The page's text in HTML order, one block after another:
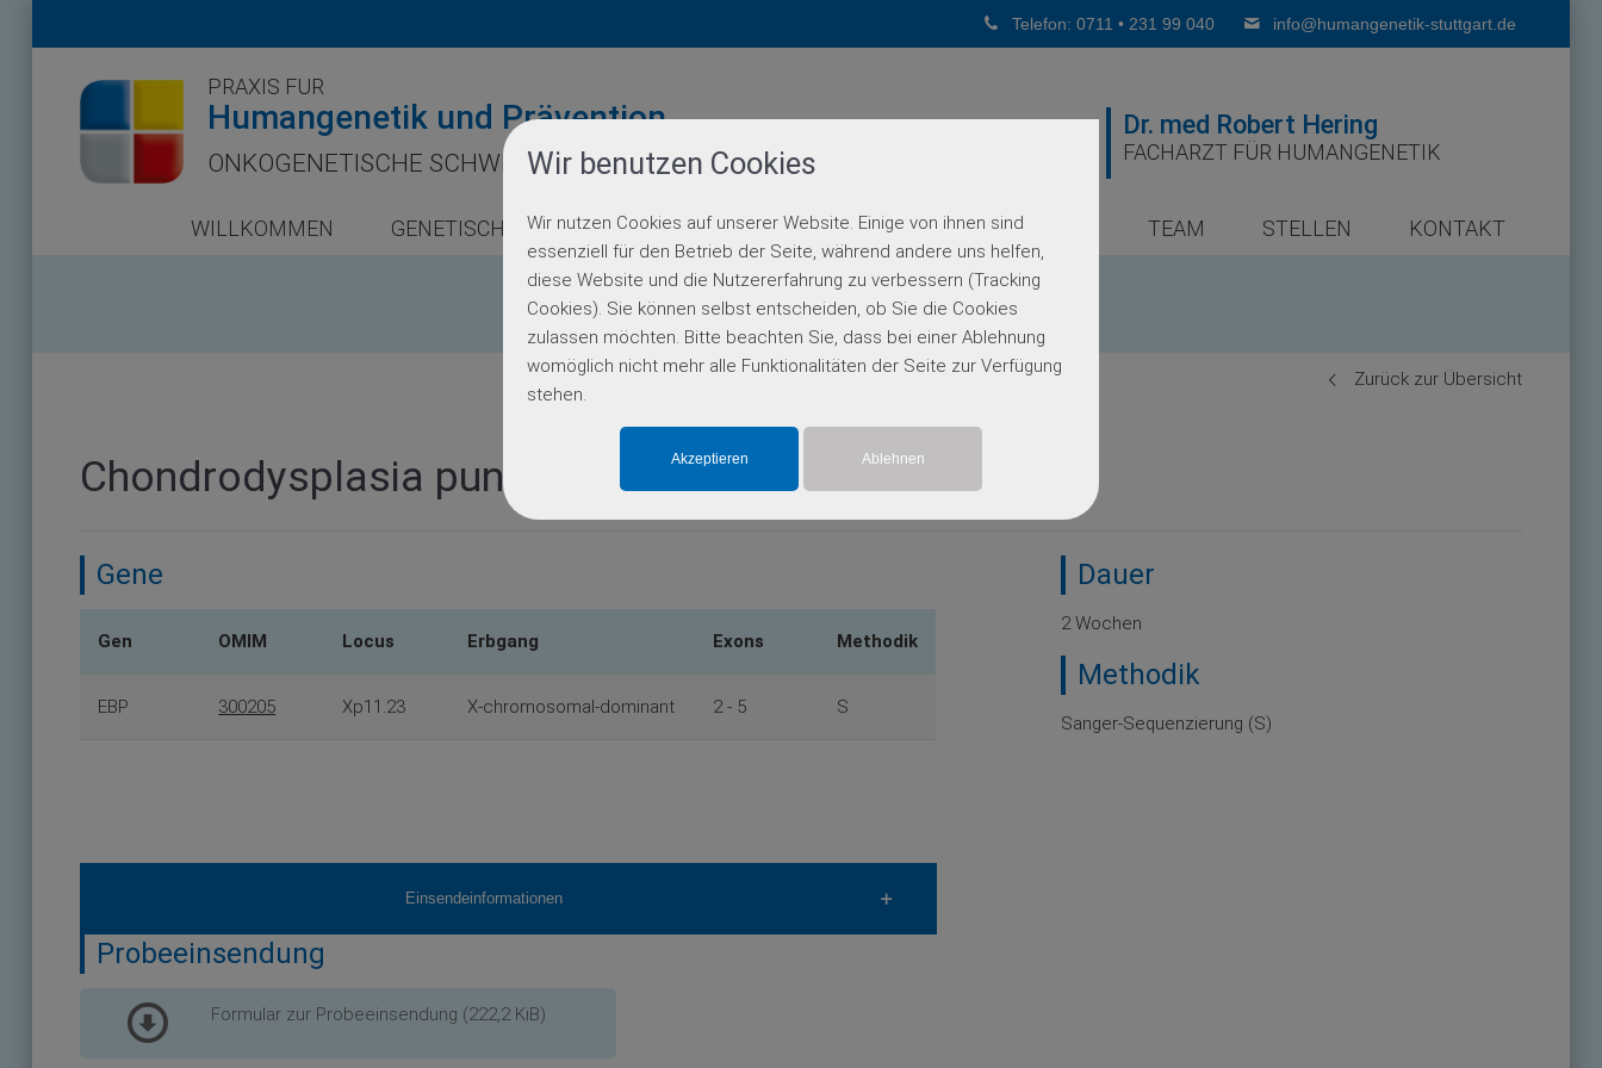
Wir benutzen Cookies
Wir nutzen Cookies auf unserer Website. Einige von ihnen sind
essenziell für den Betrieb der Seite, während andere uns helfen,
diese Website und die Nutzererfahrung zu verbessern (Tracking
Cookies). Sie können selbst entscheiden, ob Sie die Cookies
zulassen möchten. Bitte beachten Sie, dass bei einer Ablehnung
womöglich nicht mehr alle Funktionalitäten der Seite zur Verfügung
stehen.
Telefon: 0711 • 231 99 040 info@humangenetik-stuttgart.de
PRAXIS FÜR
Humangenetik und Prävention
ONKOGENETISCHE SCHWERPUNKTPRAXIS
Dr. med Robert Hering
FACHARZT FÜR HUMANGENETIK
WILLKOMMEN GENETISCHE BERATUNG GENETISCHE DIAGNOSTIK PARTNER TEAM STELLEN KONTAKT
Einzelgen-Diagnostik
Zurück zur Übersicht
Chondrodysplasia punctata Typ 2, X-chromosomal
Gene
Gen OMIM Locus Erbgang Exons Methodik
EBP 300205 Xp11.23 X-chromosomal-dominant 2 - 5 S
Einsendeinformationen
Probeeinsendung
Formular zur Probeeinsendung (222,2 KiB)
Dauer
2 Wochen
Methodik
Sanger-Sequenzierung (S)